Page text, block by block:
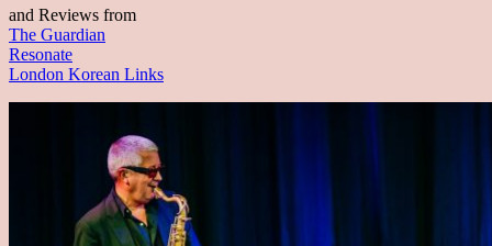
and Reviews from
The Guardian
Resonate
London Korean Links